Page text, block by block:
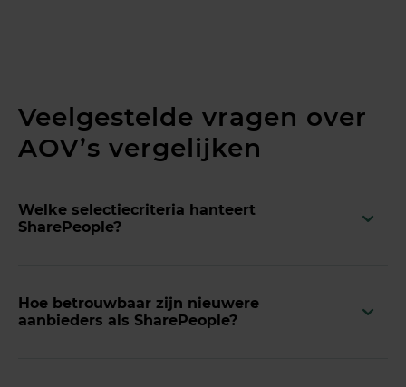
Veelgestelde vragen over
AOV’s vergelijken
Welke selectiecriteria hanteert
SharePeople?
Hoe betrouwbaar zijn nieuwere
aanbieders als SharePeople?